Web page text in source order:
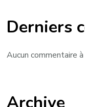
Derniers
Aucun commentaire
Archive